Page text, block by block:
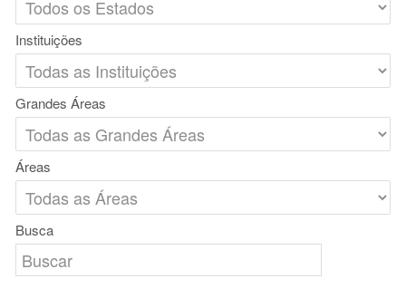
Instituições
Grandes Áreas
Áreas
Busca